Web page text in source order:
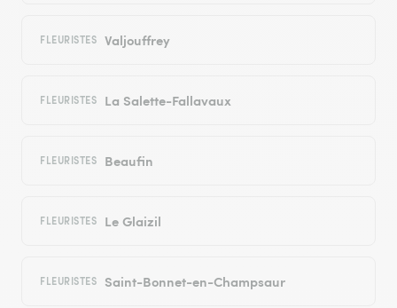
FLEURISTES Valjouffrey
FLEURISTES La Salette-Fallavaux
FLEURISTES Beaufin
FLEURISTES Le Glaizil
FLEURISTES Saint-Bonnet-en-Champsaur